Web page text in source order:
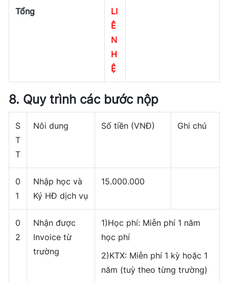
Tổng
LI
Ê
N
H
Ệ
8. Quy trình các bước nộp
S
T
T
Nôi dung Số tiền (VNĐ) Ghi chú
0
1
Nhập học và
Ký HĐ dịch vụ
15.000.000
0
2
Nhận được
Invoice từ
trường
1)Học phí: Miễn phí 1 năm
học phí
2)KTX: Miễn phí 1 kỳ hoặc 1
năm (tuỳ theo từng trường)